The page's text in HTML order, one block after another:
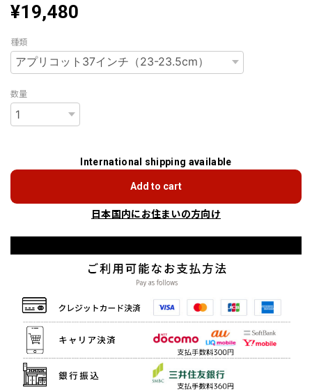
¥19,480
種類
数量
International shipping available
Add to cart
日本国内にお住まいの方向け